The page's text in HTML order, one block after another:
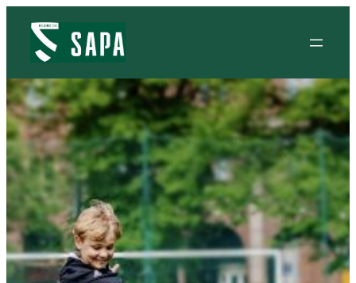
sisältöön